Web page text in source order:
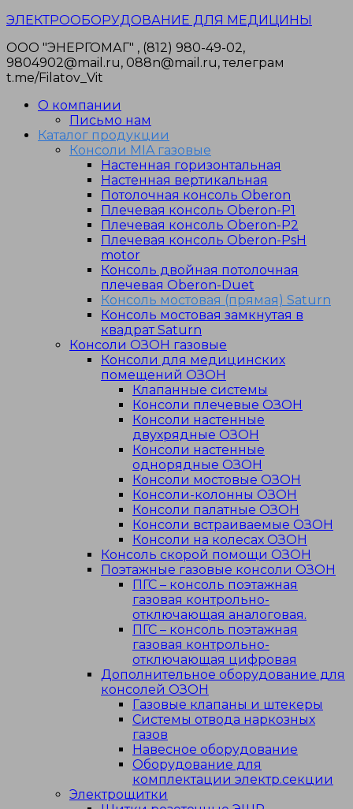
Перейти
содержимому
ЭЛЕКТРООБОРУДОВАНИЕ ДЛЯ МЕДИЦИНЫ
ООО "ЭНЕРГОМАГ" , (812) 980-49-02,
9804902@mail.ru, 088n@mail.ru, телеграм
t.me/Filatov_Vit
О компании
Письмо нам
Каталог продукции
Консоли MIA газовые
Настенная горизонтальная
Настенная вертикальная
Потолочная консоль Oberon
Плечевая консоль Oberon-P1
Плечевая консоль Oberon-P2
Плечевая консоль Oberon-PsH
motor
Консоль двойная потолочная
плечевая Oberon-Duet
Консоль мостовая (прямая) Saturn
Консоль мостовая замкнутая в
квадрат Saturn
Консоли ОЗОН газовые
Консоли для медицинских
помещений ОЗОН
Клапанные системы
Консоли плечевые ОЗОН
Консоли настенные
двухрядные ОЗОН
Консоли настенные
однорядные ОЗОН
Консоли мостовые ОЗОН
Консоли-колонны ОЗОН
Консоли палатные ОЗОН
Консоли встраиваемые ОЗОН
Консоли на колесах ОЗОН
Консоль скорой помощи ОЗОН
Поэтажные газовые консоли ОЗОН
ПГС – консоль поэтажная
газовая контрольно-
отключающая аналоговая.
ПГС – консоль поэтажная
газовая контрольно-
отключающая цифровая
Дополнительное оборудование для
консолей ОЗОН
Газовые клапаны и штекеры
Системы отвода наркозных
газов
Навесное оборудование
Оборудование для
комплектации электр.секции
Электрощитки